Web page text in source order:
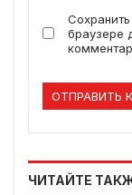
браузере
ЧИТАЙТЕ